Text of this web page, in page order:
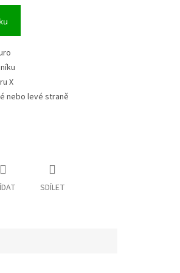
X
nebo levé straně
SDÍLET